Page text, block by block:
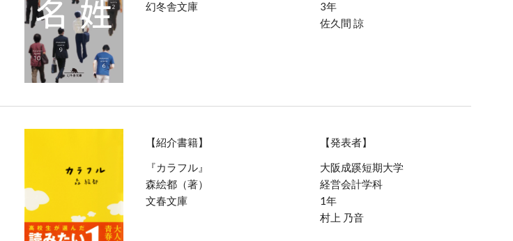
幻冬舎文庫
3年
佐久間 諒
【紹介書籍】
『カラフル』
森絵都（著）
文春文庫
【発表者】
大阪成蹊短期大学
経営会計学科
1年
村上 乃音